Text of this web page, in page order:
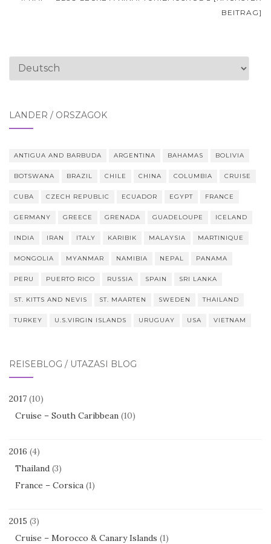
BEITRAG]
Sprache
LÄNDER / ORSZÁGOK
ANTIGUA AND BARBUDA ARGENTINA BAHAMAS BOLIVIA
BOTSWANA BRAZIL CHILE CHINA COLUMBIA CRUISE
CUBA CZECH REPUBLIC ECUADOR EGYPT FRANCE
GERMANY GREECE GRENADA GUADELOUPE ICELAND
INDIA IRAN ITALY KARIBIK MALAYSIA MARTINIQUE
MONGOLIA MYANMAR NAMIBIA NEPAL PANAMA
PERU PUERTO RICO RUSSIA SPAIN SRI LANKA
ST. KITTS AND NEVIS ST. MAARTEN SWEDEN THAILAND
TURKEY U.S.VIRGIN ISLANDS URUGUAY USA VIETNAM
REISEBLOG / UTAZÁSI BLOG
2017 (10)
Cruise – South Caribbean (10)
2016 (4)
Thailand (3)
France – Corsica (1)
2015 (3)
Cruise – Morocco & Canary Islands (1)